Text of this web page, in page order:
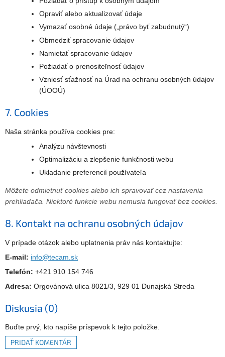
Opraviť alebo aktualizovať údaje
Vymazať osobné údaje („právo byť zabudnutý“)
Obmedziť spracovanie údajov
Namietať spracovanie údajov
Požiadať o prenositeľnosť údajov
Vzniesť sťažnosť na Úrad na ochranu osobných údajov
(ÚOOÚ)
7. Cookies
Naša stránka používa cookies pre:
Analýzu návštevnosti
Optimalizáciu a zlepšenie funkčnosti webu
Ukladanie preferencií používateľa
Môžete odmietnuť cookies alebo ich spravovať cez nastavenia
prehliadača. Niektoré funkcie webu nemusia fungovať bez cookies.
8. Kontakt na ochranu osobných údajov
V prípade otázok alebo uplatnenia práv nás kontaktujte:
E-mail: info@tecam.sk
Telefón: +421 910 154 746
Adresa: Orgovánová ulica 8021/3, 929 01 Dunajská Streda
Diskusia (0)
Buďte prvý, kto napíše príspevok k tejto položke.
PRIDAŤ KOMENTÁR